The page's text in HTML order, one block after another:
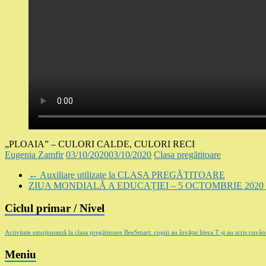
„PLOAIA” – CULORI CALDE, CULORI RECI
Eugenia Zamfir 03/10/202003/10/2020 Clasa pregătitoare
← Auxiliare utilizate la CLASA PREGĂTITOARE
ZIUA MONDIALĂ A EDUCAȚIEI – 5 OCTOMBRIE 2020
Ciclul primar / Nivel
Activitate emoționantă la clasa pregătitoare BeeSmart: copiii au învățat litera T și au scris
Meniu